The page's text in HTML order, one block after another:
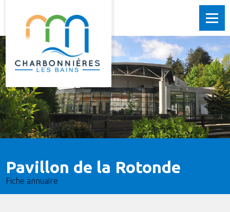
Pavillon de la Rotonde
Fiche annuaire